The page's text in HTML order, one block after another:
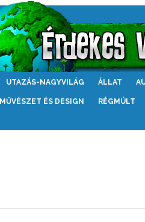
UTAZÁS-NAGYVILÁG ÁLLAT
MŰVÉSZET ÉS DESIGN RÉGMÚLT